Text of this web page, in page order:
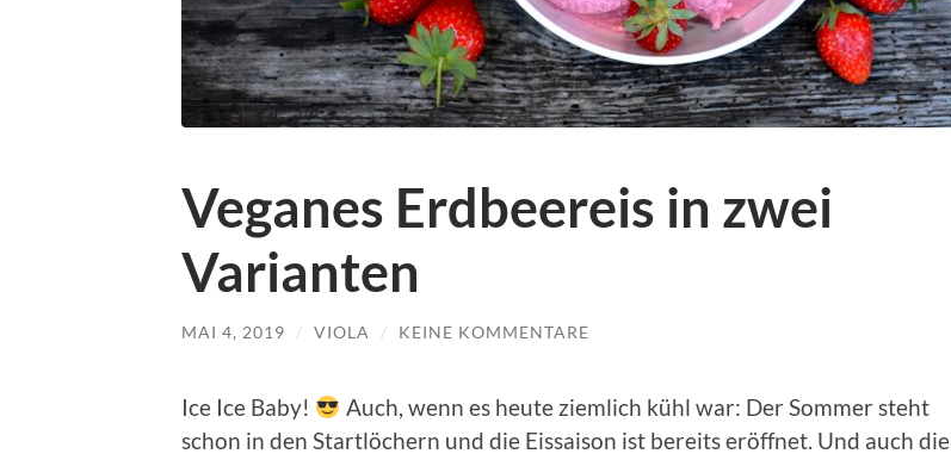
Veganes Erdbeereis in zwei
Varianten
MAI 4, 2019 / VIOLA / KEINE KOMMENTARE
Ice Ice Baby!
Auch, wenn es heute ziemlich kühl war: Der Sommer steht
schon in den Startlöchern und die Eissaison ist bereits eröffnet. Und auch die